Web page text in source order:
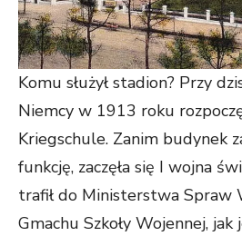
Komu służył stadion? Przy
Niemcy w 1913 roku
Kriegschule. Zanim budynek
funkcję, zaczęła się I wojna
trafił do Ministerstwa Spraw
Gmachu Szkoły Wojennej,